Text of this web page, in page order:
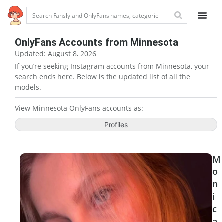
OnlyFans Accounts from Minnesota
Updated: August 8, 2026
If you’re seeking Instagram accounts from Minnesota, your
search ends here. Below is the updated list of all the
models.
View Minnesota OnlyFans accounts as:
Profiles
M
o
n
i
c